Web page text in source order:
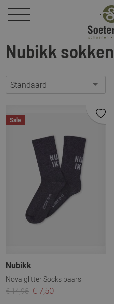
Nubikk sokken
Standaard
Sale
Nubikk
Nova glitter Socks paars
€ 14,95 € 7,50